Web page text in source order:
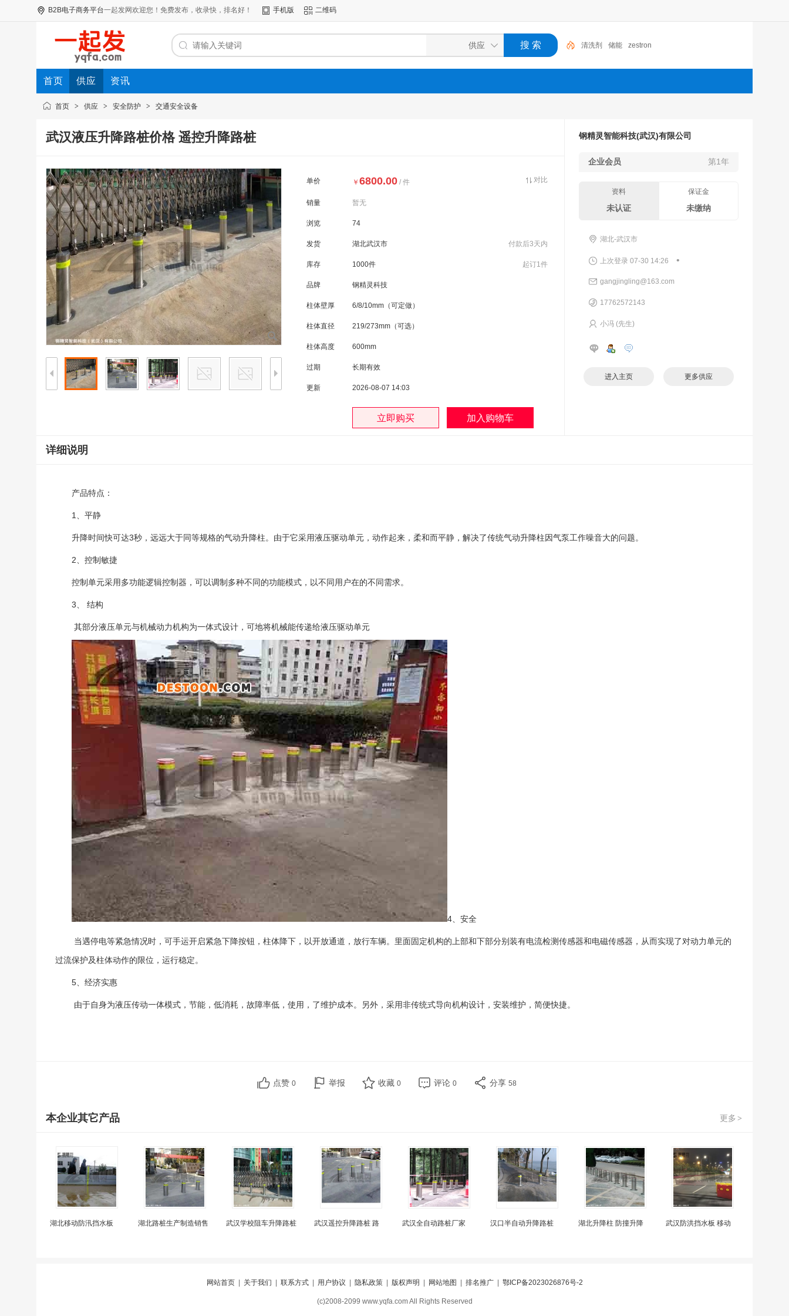
B2B电子商务平台一起发网欢迎您！免费发布，收录快，排名好！ 手机版 二维码
清洗剂 储能 zestron
首页 供应 资讯
首页 > 供应 > 安全防护 > 交通安全设备
武汉液压升降路桩价格 遥控升降路桩
单价 ￥ 6800.00 / 件 对比
销量 暂无
浏览 74
发货 湖北武汉市 付款后3天内
库存 1000件 起订1件
品牌 钢精灵科技
柱体壁厚 6/8/10mm（可定做）
柱体直径 219/273mm（可选）
柱体高度 600mm
过期 长期有效
更新 2026-08-07 14:03
钢精灵智能科技(武汉)有限公司
企业会员 第1年
资料
未认证
保证金
未缴纳
湖北-武汉市
上次登录 07-30 14:26 •
gangjingling@163.com
17762572143
小冯 (先生)
进入主页 更多供应
详细说明
产品特点：
1、平静
升降时间快可达3秒，远远大于同等规格的气动升降柱。由于它采用液压驱动单元，动作起来，柔和而平静，解决了传统气动升降柱因气泵工作噪音大的问题。
2、控制敏捷
控制单元采用多功能逻辑控制器，可以调制多种不同的功能模式，以不同用户在的不同需求。
3、 结构
其部分液压单元与机械动力机构为一体式设计，可地将机械能传递给液压驱动单元
4、安全
当遇停电等紧急情况时，可手运开启紧急下降按钮，柱体降下，以开放通道，放行车辆。里面固定机构的上部和下部分别装有电流检测传感器和电磁传感器，从而实现了对动力单元的
过流保护及柱体动作的限位，运行稳定。
5、经济实惠
由于自身为液压传动一体模式，节能，低消耗，故障率低，使用，了维护成本。另外，采用非传统式导向机构设计，安装维护，简便快捷。
点赞 0 举报 收藏 0 评论 0 分享 58
更多 >
本企业其它产品
湖北移动防汛挡水板 湖北路桩生产制造销售 武汉学校阻车升降路桩 武汉遥控升降路桩 路 武汉全自动路桩厂家 汉口半自动升降路桩 湖北升降柱 防撞升降 武汉防洪挡水板 移动
网站首页| 关于我们 联系方式| 用户协议 隐私政策| 版权声明 网站地图 排名推广| 鄂ICP备2023026876号-2
(c)2008-2099 www.yqfa.com All Rights Reserved